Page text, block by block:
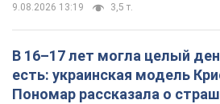
9.08.2026 13:19 3,5 т.
В 16–17 лет могла целый
есть: украинская модель
Пономар рассказала о